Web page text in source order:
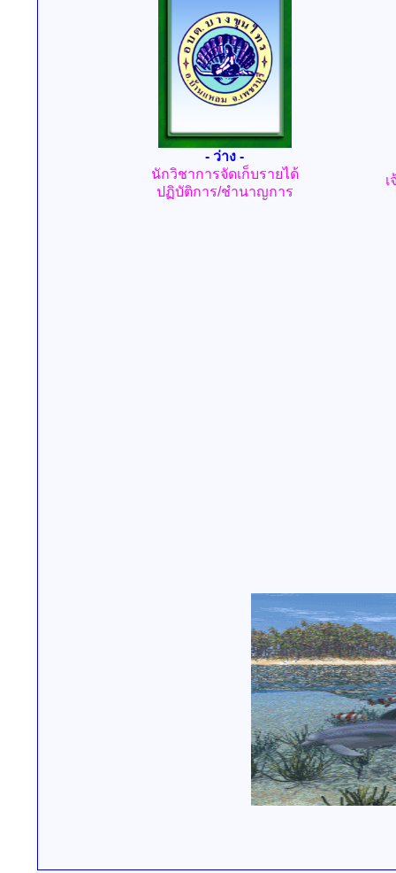
- ว่าง -
นักวิชาการจัดเก็บรายได้
ปฏิบัติการ/ชำนาญการ